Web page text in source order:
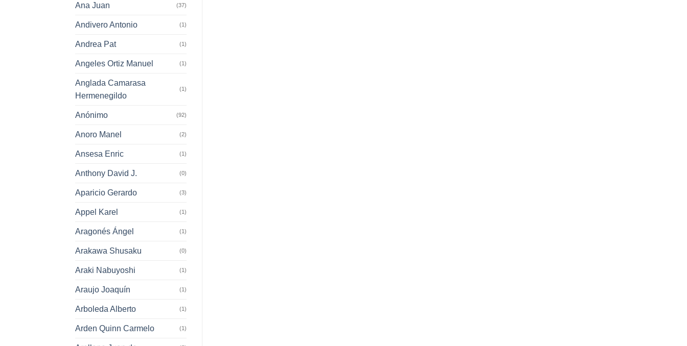
Ana Juan (37)
Andivero Antonio (1)
Andrea Pat (1)
Angeles Ortiz Manuel (1)
Anglada Camarasa
Hermenegildo
(1)
Anónimo (92)
Anoro Manel (2)
Ansesa Enric (1)
Anthony David J. (0)
Aparicio Gerardo (3)
Appel Karel (1)
Aragonés Ángel (1)
Arakawa Shusaku (0)
Araki Nabuyoshi (1)
Araujo Joaquín (1)
Arboleda Alberto (1)
Arden Quinn Carmelo (1)